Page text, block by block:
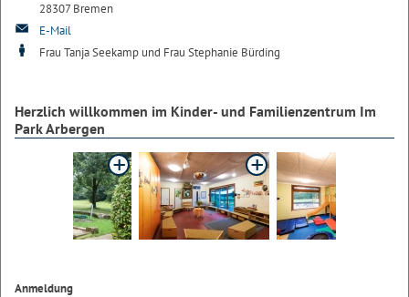
28307 Bremen
E-Mail
Frau Tanja Seekamp und Frau Stephanie Bürding
Herzlich willkommen im Kinder- und Familienzentrum Im
Park Arbergen
Anmeldung